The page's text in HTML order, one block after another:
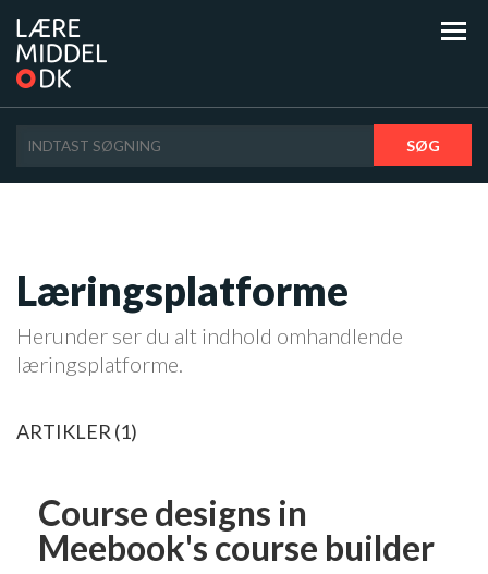
SØG
Læringsplatforme
Herunder ser du alt indhold omhandlende
læringsplatforme.
ARTIKLER (1)
Course designs in
Meebook's course builder